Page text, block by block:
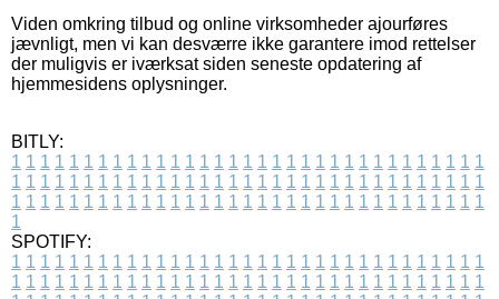
Viden omkring tilbud og online virksomheder ajourføres
jævnligt, men vi kan desværre ikke garantere imod rettelser
der muligvis er iværksat siden seneste opdatering af
hjemmesidens oplysninger.
BITLY:
1 1 1 1 1 1 1 1 1 1 1 1 1 1 1 1 1 1 1 1 1 1 1 1 1 1 1 1 1 1 1 1 1
1 1 1 1 1 1 1 1 1 1 1 1 1 1 1 1 1 1 1 1 1 1 1 1 1 1 1 1 1 1 1 1 1
1 1 1 1 1 1 1 1 1 1 1 1 1 1 1 1 1 1 1 1 1 1 1 1 1 1 1 1 1 1 1 1 1
1
SPOTIFY:
1 1 1 1 1 1 1 1 1 1 1 1 1 1 1 1 1 1 1 1 1 1 1 1 1 1 1 1 1 1 1 1 1
1 1 1 1 1 1 1 1 1 1 1 1 1 1 1 1 1 1 1 1 1 1 1 1 1 1 1 1 1 1 1 1 1